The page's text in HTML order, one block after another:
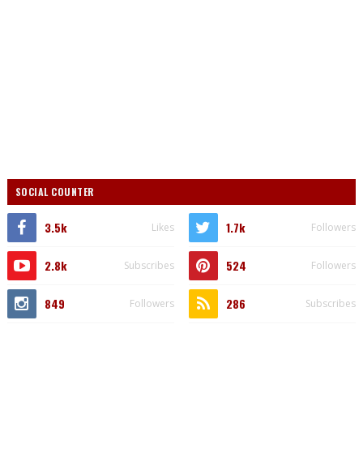
SOCIAL COUNTER
3.5k Likes 1.7k Followers
2.8k Subscribes 524 Followers
849 Followers 286 Subscribes